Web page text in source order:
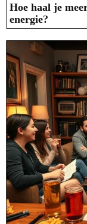
Hoe haal je
energie?